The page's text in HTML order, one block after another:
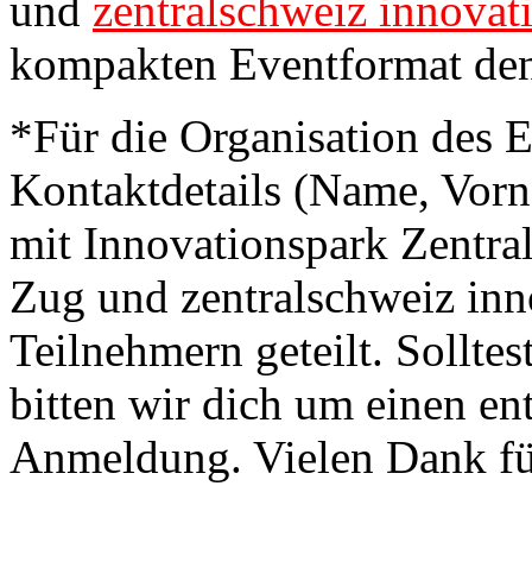
kompakten Eventformat
*Für die Organisation des
Kontaktdetails (Name,
mit Innovationspark
Zug und zentralschweiz
Teilnehmern geteilt.
bitten wir dich um einen
Anmeldung. Vielen Dank